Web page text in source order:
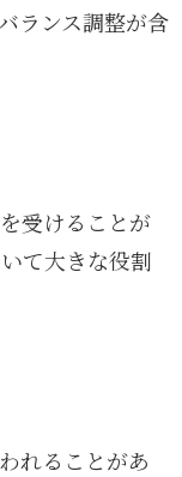
ランス調整が含
受けることが
て大きな役割
れることがあ